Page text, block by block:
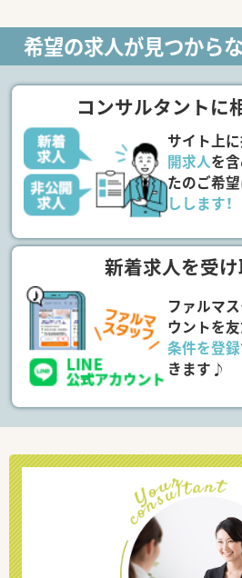
希望の求人が見つから
コンサルタントに
サイト上
開求人を含
たのご希
しします！
新着求人を受け
ファルマ
ウントを
条件を登録
きます♪